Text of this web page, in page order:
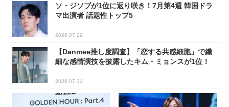
ソ・ジソブが1位に返り咲き！7月第4週 韓国ドラ
マ出演者 話題性トップ5
2026.07.29
【Danmee推し度調査】「恋する共感細胞」で繊
細な感情演技を披露したキム・ミョンスが1位！
2026.07.31